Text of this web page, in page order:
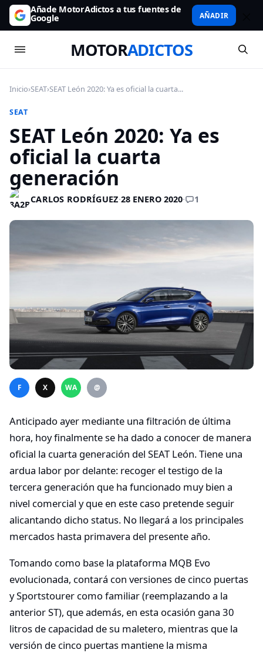
Añade MotorAdictos a tus fuentes de
Google AÑADIR
MOTORADICTOS
Inicio›SEAT›SEAT León 2020: Ya es oficial la cuarta...
SEAT
SEAT León 2020: Ya es
oficial la cuarta
generación
CARLOS RODRÍGUEZ·28 ENERO 2020· 1
F X WA @
Anticipado ayer mediante una filtración de última
hora, hoy finalmente se ha dado a conocer de manera
oficial la cuarta generación del SEAT León. Tiene una
ardua labor por delante: recoger el testigo de la
tercera generación que ha funcionado muy bien a
nivel comercial y que en este caso pretende seguir
alicantando dicho status. No llegará a los principales
mercados hasta primavera del presente año.
Tomando como base la plataforma MQB Evo
evolucionada, contará con versiones de cinco puertas
y Sportstourer como familiar (reemplazando a la
anterior ST), que además, en esta ocasión gana 30
litros de capacidad de su maletero, mientras que la
versión de cinco puertas mantiene la misma